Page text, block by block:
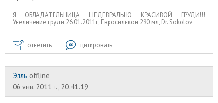
Я ОБЛАДАТЕЛЬНИЦА ШЕДЕВРАЛЬНО КРАСИВОЙ ГРУДИ!!!
Увеличение груди 26.01.2011г, Евросиликон 290 мл, Dr. Sokolov
ответить цитировать
Элль offline
06 янв. 2011 г., 20:41:19